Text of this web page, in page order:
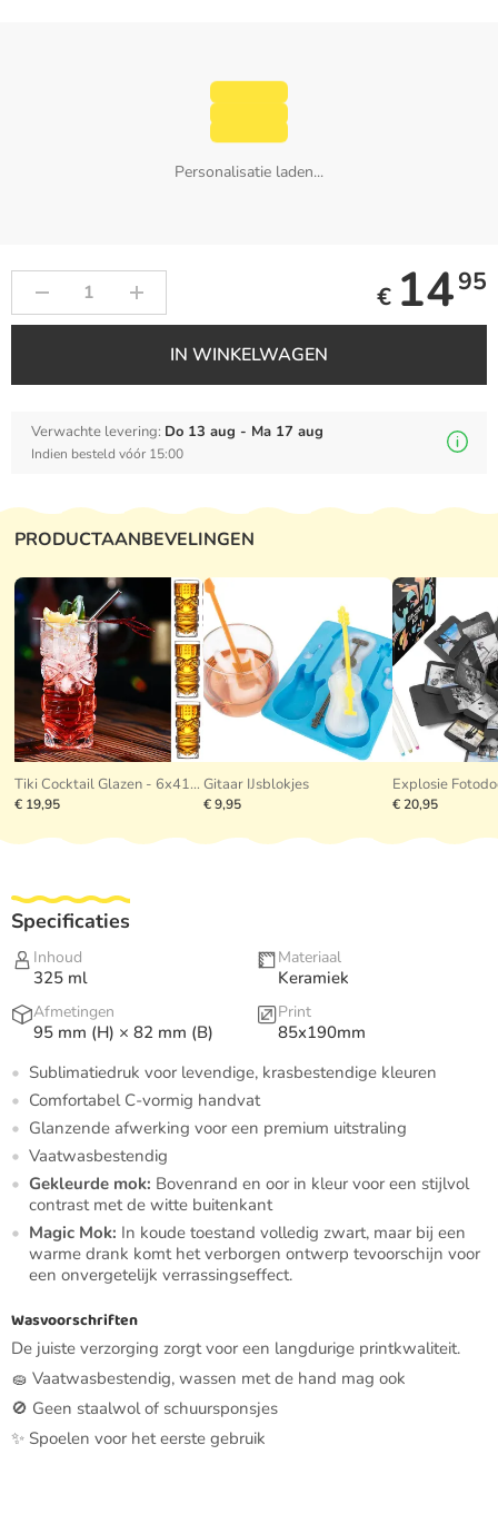
Personalisatie laden...
€ 1495
IN WINKELWAGEN
Verwachte levering: Do 13 aug - Ma 17 aug
Indien besteld vóór 15:00
PRODUCTAANBEVELINGEN
Tiki Cocktail Glazen - 6x410ml
€ 19,95
Gitaar IJsblokjes
€ 9,95 € 20,95
Specificaties
Inhoud
325 ml
Materiaal
Keramiek
Afmetingen
95 mm (H) × 82 mm (B)
Print
85x190mm
Sublimatiedruk voor levendige, krasbestendige kleuren
Comfortabel C-vormig handvat
Glanzende afwerking voor een premium uitstraling
Vaatwasbestendig
Gekleurde mok: Bovenrand en oor in kleur voor een stijlvol
contrast met de witte buitenkant
Magic Mok: In koude toestand volledig zwart, maar bij een
warme drank komt het verborgen ontwerp tevoorschijn voor
een onvergetelijk verrassingseffect.
Wasvoorschriften
De juiste verzorging zorgt voor een langdurige printkwaliteit.
🧽 Vaatwasbestendig, wassen met de hand mag ook
🚫 Geen staalwol of schuursponsjes
✨ Spoelen voor het eerste gebruik